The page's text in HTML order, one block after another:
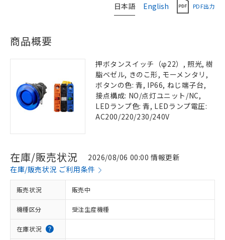
日本語 English PDF出力
商品概要
押ボタンスイッチ（φ22）, 照光, 樹
脂ベゼル, きのこ形, モーメンタリ,
ボタンの色: 青, IP66, ねじ端子台,
接点構成: NO/点灯ユニット/NC,
LEDランプ色: 青, LEDランプ電圧:
AC200/220/230/240V
在庫/販売状況
2026/08/06 00:00 情報更新
在庫/販売状況 ご利用条件
販売状況 販売中
機種区分 受注生産機種
在庫状況